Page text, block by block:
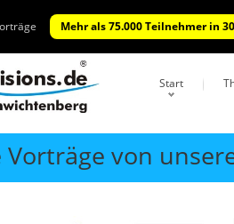
Mehr als 75.000 Teilnehmer in
Start
von